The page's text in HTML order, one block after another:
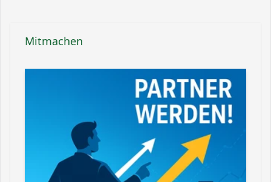
Mitmachen